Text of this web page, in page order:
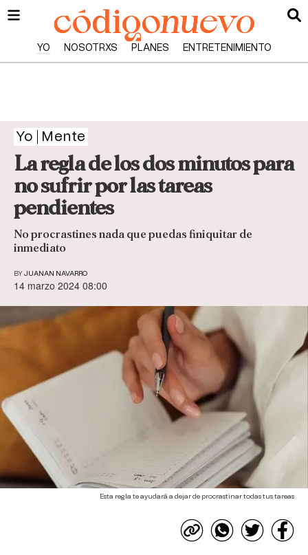
YO NOSOTRXS PLANES ENTRETENIMIENTO
Yo Mente
La regla de los dos minutos para
no sufrir por las tareas
pendientes
No procrastines nada que puedas finiquitar de
inmediato
BY JUANAN NAVARRO
14 marzo 2024 08:00
Esta regla te ayudará a dejar de procrastinar todas tus tareas